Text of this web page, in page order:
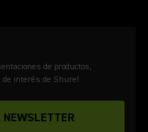
de productos,
de interés de Shure!